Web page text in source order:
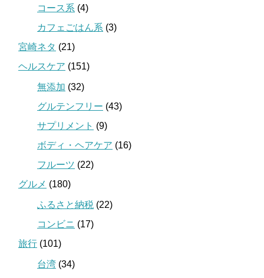
コース系 (4)
カフェごはん系 (3)
宮崎ネタ (21)
ヘルスケア (151)
無添加 (32)
グルテンフリー (43)
サプリメント (9)
ボディ・ヘアケア (16)
フルーツ (22)
グルメ (180)
ふるさと納税 (22)
コンビニ (17)
旅行 (101)
台湾 (34)